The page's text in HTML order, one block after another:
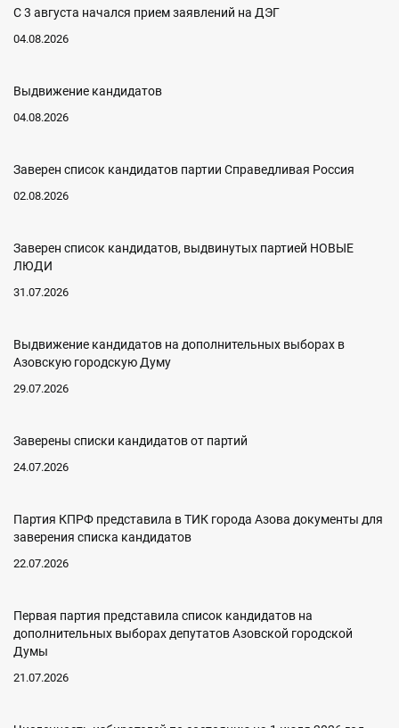
С 3 августа начался прием заявлений на ДЭГ
04.08.2026
Выдвижение кандидатов
04.08.2026
Заверен список кандидатов партии Справедливая Россия
02.08.2026
Заверен список кандидатов, выдвинутых партией НОВЫЕ
ЛЮДИ
31.07.2026
Выдвижение кандидатов на дополнительных выборах в
Азовскую городскую Думу
29.07.2026
Заверены списки кандидатов от партий
24.07.2026
Партия КПРФ представила в ТИК города Азова документы для
заверения списка кандидатов
22.07.2026
Первая партия представила список кандидатов на
дополнительных выборах депутатов Азовской городской
Думы
21.07.2026